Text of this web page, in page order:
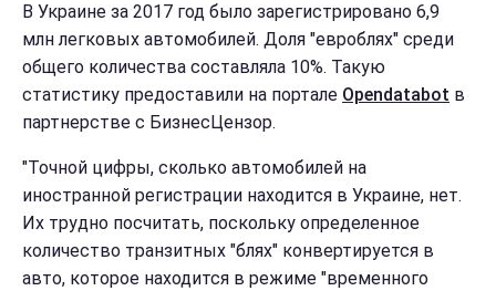
В Украине за 2017 год было зарегистрировано 6,9
млн легковых автомобилей. Доля "евроблях" среди
общего количества составляла 10%. Такую
статистику предоставили на портале Opendatabot в
партнерстве с БизнесЦензор.
"Точной цифры, сколько автомобилей на
иностранной регистрации находится в Украине, нет.
Их трудно посчитать, поскольку определенное
количество транзитных "блях" конвертируется в
авто, которое находится в режиме "временного